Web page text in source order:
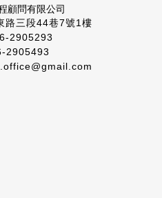
顧問有限公司
路三段44巷7號1樓
2905293
2905493